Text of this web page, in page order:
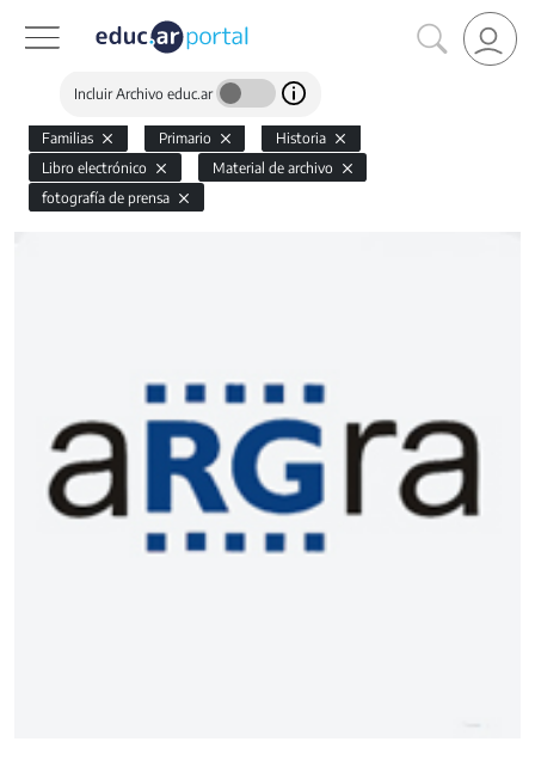
Incluir Archivo educ.ar
Familias Primario
Historia
Libro electrónico
Material de archivo
fotografía de prensa